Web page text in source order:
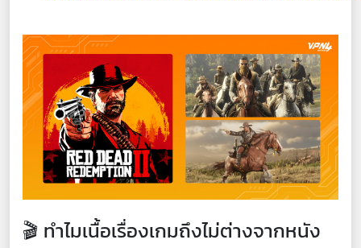
🎬 ทำไมเนื้อเรื่องเกมถึงไม่ต่างจากหนัง